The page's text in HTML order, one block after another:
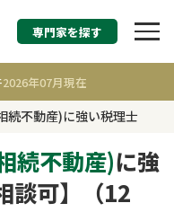
続税申告・相続手
東京都
1191
件
専門家を探す
2026年07月現在
続不動産)に強い税理士
続不動産)に強
談可】（12